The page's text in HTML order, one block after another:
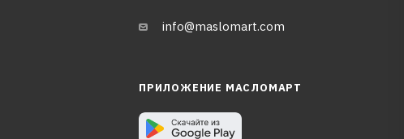
info@maslomart.com
ПРИЛОЖЕНИЕ МАСЛОМАРТ